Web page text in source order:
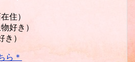
住）
好き）
き）
ら＊